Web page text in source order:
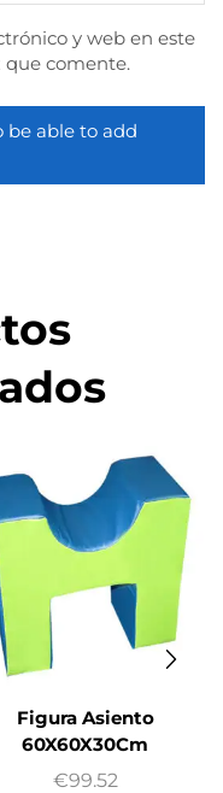
y web en este
que comente.
be able to add
Figura Asiento
60X60X30Cm
€99.52